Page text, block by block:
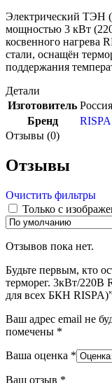
Электрический ТЭН
мощностью 3 кВт
косвенного нагрева
стали, оснащён
поддержания
Детали
Изготовитель Россия
Бренд
RISPA
Отзывы (0)
Отзывы
Очистить фильтры
Только с
Отзывов пока нет.
Будьте первым, кто
терморег. 3кВт/
для всех БКН
Ваш адрес email не
помечены *
Ваша оценка *
Ваш отзыв *